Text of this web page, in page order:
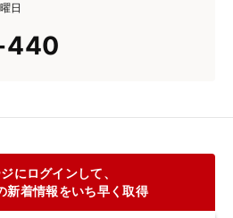
日
440
にログインして、
新着情報をいち早く取得